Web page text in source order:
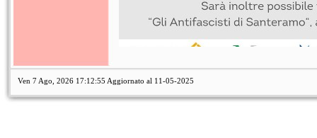
Ven 7 Ago, 2026 17:12:55 Aggiornato al 11-05-2025